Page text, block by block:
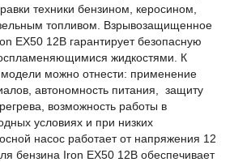
техники бензином, керосином,
топливом. Взрывозащищенное
EX50 12B гарантирует безопасную
жидкостями. К
можно отнести: применение
автономность питания, защиту
возможность работы в
условиях и при низких
насос работает от напряжения 12
бензина Iron EX50 12B обеспечивает